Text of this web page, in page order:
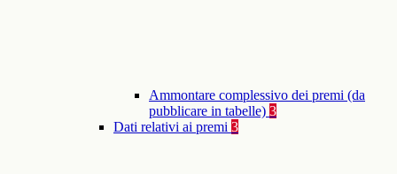
Ammontare complessivo dei premi (da
pubblicare in tabelle) 3
Dati relativi ai premi 3